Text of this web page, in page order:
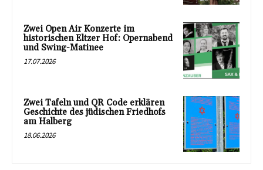
Zwei Open Air Konzerte im
historischen Eltzer Hof: Opernabend
und Swing-Matinee
17.07.2026
Zwei Tafeln und QR Code erklären
Geschichte des jüdischen Friedhofs
am Halberg
18.06.2026